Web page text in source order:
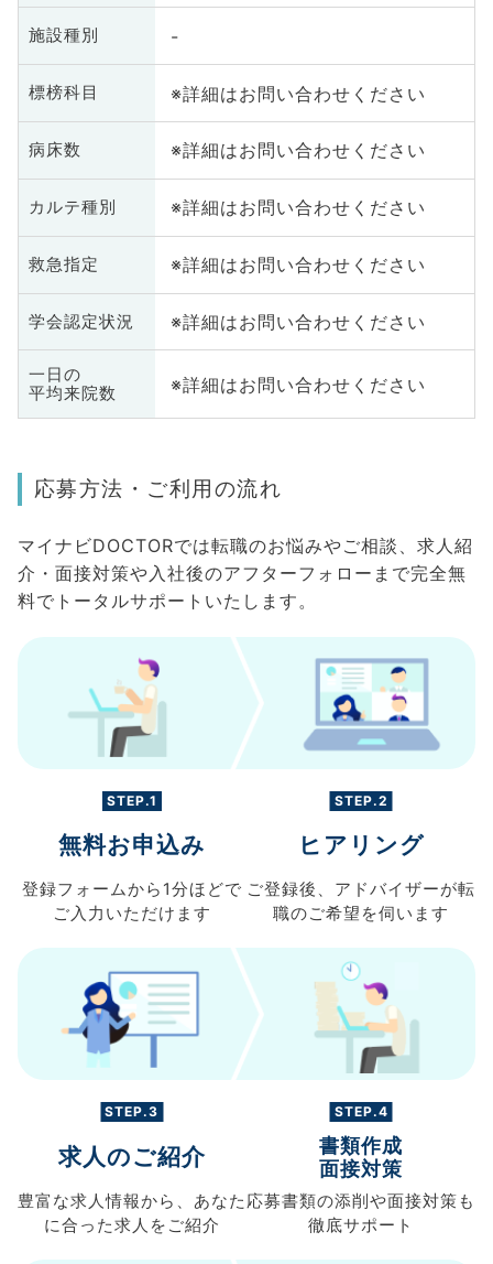
施設種別 -
標榜科目 ※詳細はお問い合わせください
病床数 ※詳細はお問い合わせください
カルテ種別 ※詳細はお問い合わせください
救急指定 ※詳細はお問い合わせください
学会認定状況 ※詳細はお問い合わせください
一日の
平均来院数
※詳細はお問い合わせください
応募方法・ご利用の流れ
マイナビDOCTORでは転職のお悩みやご相談、求人紹
介・面接対策や入社後のアフターフォローまで完全無
料でトータルサポートいたします。
STEP.1
無料お申込み
登録フォームから 1分ほどで
ご入力 いただけます
STEP.2
ヒアリング
ご登録後、 アドバイザーが転
職のご希望を伺います
STEP.3
求人のご紹介
豊富な求人情報から、 あなた
に合った求人を ご紹介
STEP.4
書類作成
面接対策
応募書類の添削や面接対策も
徹底サポート